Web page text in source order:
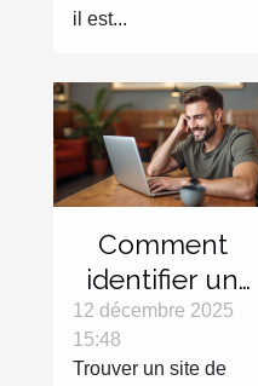
il est...
Comment
identifier un
site de
rencontre
12 décembre 2025
15:48
Trouver un site de